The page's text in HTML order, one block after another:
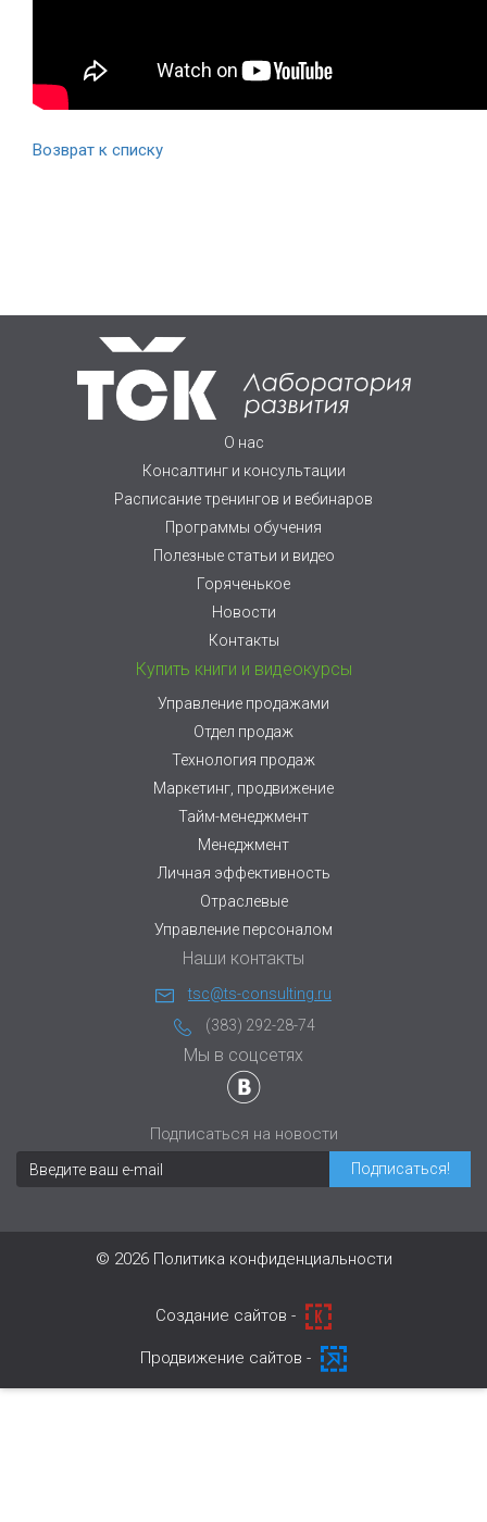
Возврат к списку
О нас
Консалтинг и консультации
Расписание тренингов и вебинаров
Программы обучения
Полезные статьи и видео
Горяченькое
Новости
Контакты
Купить книги и видеокурсы
Управление продажами
Отдел продаж
Технология продаж
Маркетинг, продвижение
Тайм-менеджмент
Менеджмент
Личная эффективность
Отраслевые
Управление персоналом
Наши контакты
tsc@ts-consulting.ru
(383) 292-28-74
Мы в соцсетях
Подписаться на новости
© 2026 Политика конфиденциальности
Cоздание сайтов -
Продвижение сайтов -